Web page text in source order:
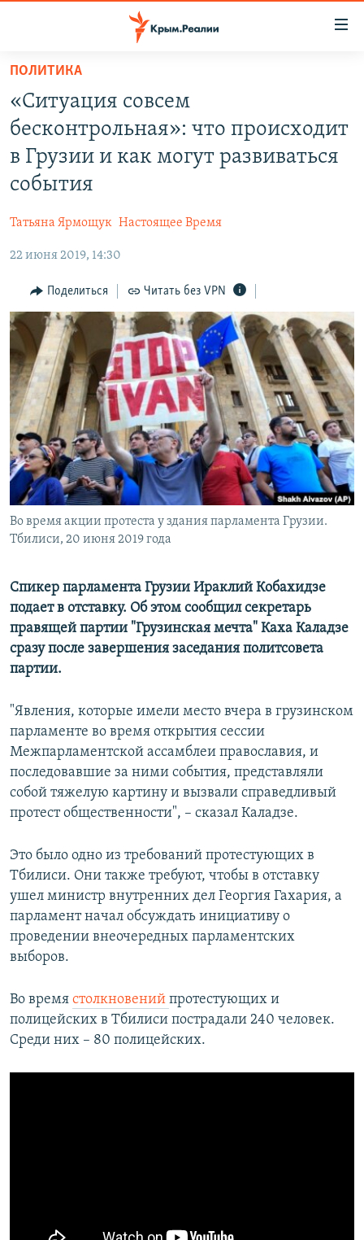
Вернуться
основному
содержанию
Вернутся
главной
Вернутся
СПЕЦПРОЕКТЫ
ГРУЗ 200
КАРТА ВОЕННЫХ ОБЪЕКТОВ КРЫМА
ВОДА
ИСТОРИЯ
ИНТЕРАКТИВ
ИНФОГРАФИКА
ТЕЛЕПРОЕКТ КРЫМ.РЕАЛИИ
СОВЕТЫ ПРАВОЗАЩИТНИКОВ
ПРОПАВШИЕ БЕЗ ВЕСТИ
ПОБЕДИТЕЛЕЙ НЕ СУДЯТ?
КРЫМ.НЕПОКОРЕННЫЙ
ELIFBE
УКРАИНСКАЯ ПРОБЛЕМА КРЫМА
РАДІО СВОБОДА
КАК ОБОЙТИ БЛОКИРОВКУ
Qırımtatar
ПРИСОЕДИНЯЙТЕСЬ!
Все сайты RFE/RL
ПОЛИТИКА
«Ситуация совсем
бесконтрольная»: что происходит
в Грузии и как могут развиваться
события
Татьяна Ярмощук Настоящее Время
22 июня 2019, 14:30
Поделиться Читать без VPN
Во время акции протеста у здания парламента Грузии.
Тбилиси, 20 июня 2019 года
Спикер парламента Грузии Ираклий Кобахидзе
подает в отставку. Об этом сообщил секретарь
правящей партии "Грузинская мечта" Каха Каладзе
сразу после завершения заседания политсовета
партии.
"Явления, которые имели место вчера в грузинском
парламенте во время открытия сессии
Межпарламентской ассамблеи православия, и
последовавшие за ними события, представляли
собой тяжелую картину и вызвали справедливый
протест общественности", – сказал Каладзе.
Это было одно из требований протестующих в
Тбилиси. Они также требуют, чтобы в отставку
ушел министр внутренних дел Георгия Гахария, а
парламент начал обсуждать инициативу о
проведении внеочередных парламентских
выборов.
Во время столкновений протестующих и
полицейских в Тбилиси пострадали 240 человек.
Среди них – 80 полицейских.